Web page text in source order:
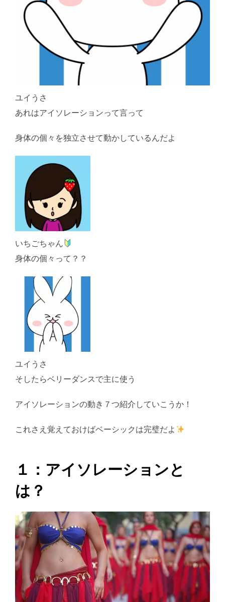
ユイうさ
あれはアイソレーションって言って
身体の個々を独立させて動かしているんだよ
いちごちゃん
身体の個々って？？
ユイうさ
そしたらベリーダンスで主に使う
アイソレーションの動き７つ紹介していこうか！
これさえ覚えておけばベーシックは完璧だよ
１：アイソレーションと
は？